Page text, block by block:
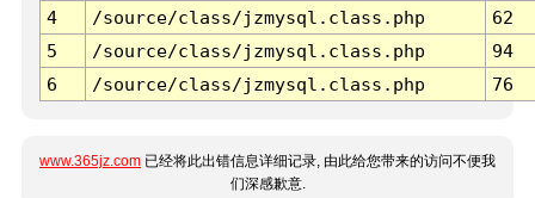
4
/source/class/jzmysql.class.php
62
5
/source/class/jzmysql.class.php
94
6
/source/class/jzmysql.class.php 76
www.365jz.com 已经将此出错信息详细记录, 由此给您带来的访问不便我
们深感歉意.